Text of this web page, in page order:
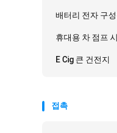
배터리 전자 구
휴대용 차 점프
E Cig 큰 건전지
접촉